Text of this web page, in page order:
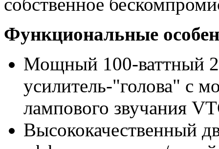
собственное
Функциональные
Мощный 100-ваттный
усилитель-"голова" с
лампового звучания
Высококачественный